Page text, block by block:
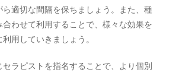
適切な間隔を保ちましょう。また、種
わせて利用することで、様々な効果を
用していきましょう。
ラピストを指名することで、より個別